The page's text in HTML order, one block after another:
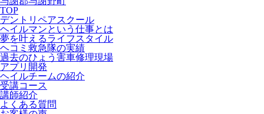
TOP
デントリペアスクール
ヘイルマンという仕事とは
夢を叶えるライフスタイル
ヘコミ救急隊の実績
過去のひょう害車修理現場
アプリ開発
ヘイルチームの紹介
受講コース
講師紹介
よくある質問